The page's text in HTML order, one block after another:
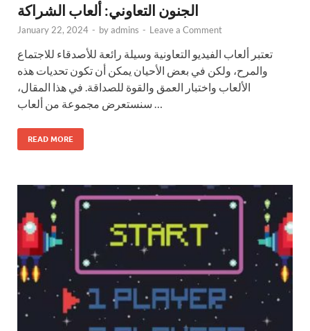
الجنون التعاوني: ألعاب الشراكة
January 22, 2024 - byadmins - Leave a Comment
تعتبر ألعاب الفيديو التعاونية وسيلة رائعة للأصدقاء للاجتماع
والمرح، ولكن في بعض الأحيان يمكن أن تكون تحديات هذه
الألعاب واختبار العمق والقوة للصداقة. في هذا المقال،
READ MORE